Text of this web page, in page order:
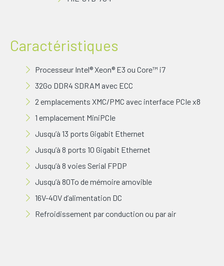
Caractéristiques
Processeur Intel® Xeon® E3 ou Core™ i7
32Go DDR4 SDRAM avec ECC
2 emplacements XMC/PMC avec interface PCIe x8
1 emplacement MiniPCIe
Jusqu’à 13 ports Gigabit Ethernet
Jusqu’à 8 ports 10 Gigabit Ethernet
Jusqu’à 8 voies Serial FPDP
Jusqu’à 80To de mémoire amovible
16V-40V d’alimentation DC
Refroidissement par conduction ou par air